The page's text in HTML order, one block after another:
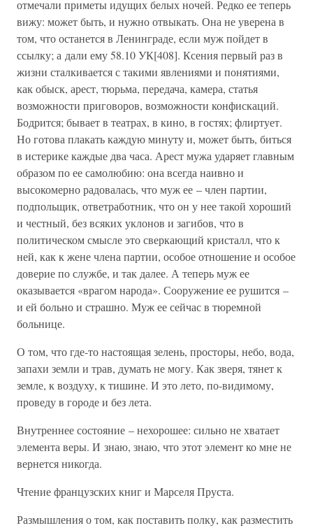
отмечали приметы идущих белых ночей. Редко ее теперь
вижу: может быть, и нужно отвыкать. Она не уверена в
том, что останется в Ленинграде, если муж пойдет в
ссылку; а дали ему 58.10 УК[408]. Ксения первый раз в
жизни сталкивается с такими явлениями и понятиями,
как обыск, арест, тюрьма, передача, камера, статья
возможности приговоров, возможности конфискаций.
Бодрится; бывает в театрах, в кино, в гостях; флиртует.
Но готова плакать каждую минуту и, может быть, биться
в истерике каждые два часа. Арест мужа ударяет главным
образом по ее самолюбию: она всегда наивно и
высокомерно радовалась, что муж ее – член партии,
подпольщик, ответработник, что он у нее такой хороший
и честный, без всяких уклонов и загибов, что в
политическом смысле это сверкающий кристалл, что к
ней, как к жене члена партии, особое отношение и особое
доверие по службе, и так далее. А теперь муж ее
оказывается «врагом народа». Сооружение ее рушится –
и ей больно и страшно. Муж ее сейчас в тюремной
больнице.
О том, что где-то настоящая зелень, просторы, небо, вода,
запахи земли и трав, думать не могу. Как зверя, тянет к
земле, к воздуху, к тишине. И это лето, по-видимому,
проведу в городе и без лета.
Внутреннее состояние – нехорошее: сильно не хватает
элемента веры. И знаю, знаю, что этот элемент ко мне не
вернется никогда.
Чтение французских книг и Марселя Пруста.
Размышления о том, как поставить полку, как разместить